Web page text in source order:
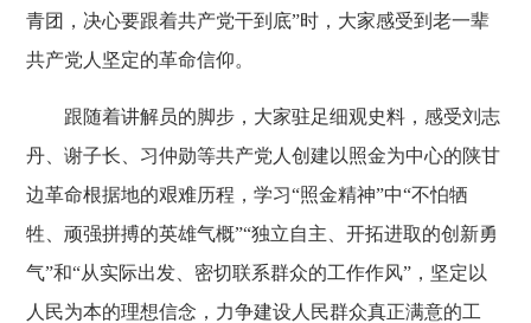
青团，决心要跟着共产党干到底”时，大家感受到老一辈
共产党人坚定的革命信仰。
跟随着讲解员的脚步，大家驻足细观史料，感受刘志
丹、谢子长、习仲勋等共产党人创建以照金为中心的陕甘
边革命根据地的艰难历程，学习“照金精神”中“不怕牺
牲、顽强拼搏的英雄气概”“独立自主、开拓进取的创新勇
气”和“从实际出发、密切联系群众的工作作风”，坚定以
人民为本的理想信念，力争建设人民群众真正满意的工